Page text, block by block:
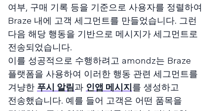
여부, 구매 기록 등을 기준으로 사용자를 정렬하여
Braze 내에 고객 세그먼트를 만들었습니다. 그런
다음 해당 행동을 기반으로 메시지가 세그먼트로
전송되었습니다.
이를 성공적으로 수행하려고 amondz는 Braze
플랫폼을 사용하여 이러한 행동 관련 세그먼트를
겨냥한 푸시 알림과 인앱 메시지를 생성하고
전송했습니다. 예를 들어 고객은 어떤 품목을